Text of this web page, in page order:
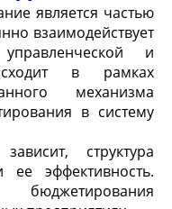
является частью
взаимодействует
и
в рамках
механизма
в систему
структура
эффективность.